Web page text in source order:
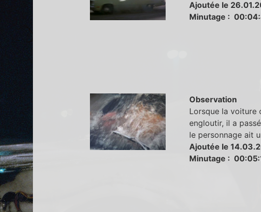
Ajoutée le
Minutage :
Observation
Lorsque la voiture
engloutir, il a
le personnage ait
Ajoutée le
Minutage :